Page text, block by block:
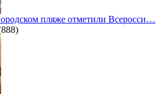
пляже отметили Всеросси…